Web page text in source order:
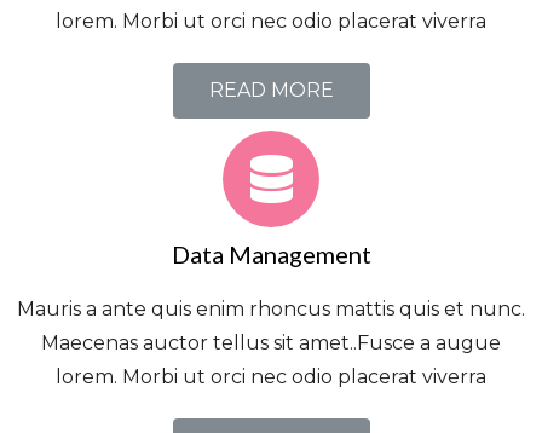
lorem. Morbi ut orci nec odio placerat viverra
READ MORE
Data Management
Mauris a ante quis enim rhoncus mattis quis et nunc.
Maecenas auctor tellus sit amet..Fusce a augue
lorem. Morbi ut orci nec odio placerat viverra